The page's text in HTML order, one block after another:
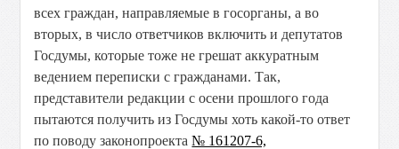
всех граждан, направляемые в госорганы, а во
вторых, в число ответчиков включить и депутатов
Госдумы, которые тоже не грешат аккуратным
ведением переписки с гражданами. Так,
представители редакции с осени прошлого года
пытаются получить из Госдумы хоть какой-то ответ
по поводу законопроекта№ 161207-6,